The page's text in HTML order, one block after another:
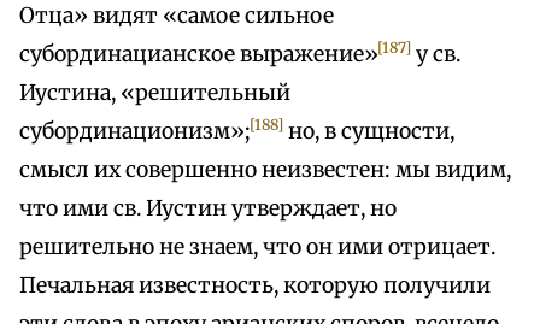
Отца» видят «самое сильное
субординацианское выражение»[187] у св.
Иустина, «решительный
субординационизм»;[188] но, в сущности,
смысл их совершенно неизвестен: мы видим,
что ими св. Иустин утверждает, но
решительно не знаем, что он ими отрицает.
Печальная известность, которую получили